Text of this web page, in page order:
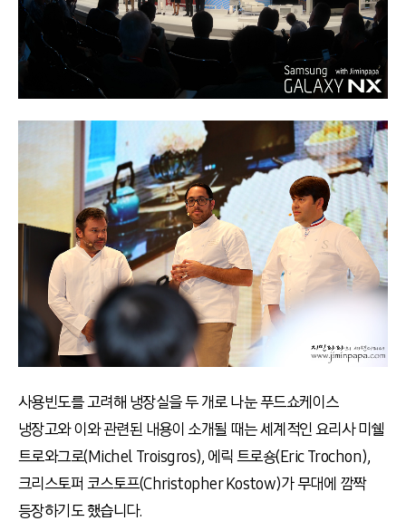
사용빈도를 고려해 냉장실을 두 개로 나눈 푸드쇼케이스
냉장고와 이와 관련된 내용이 소개될 때는 세계적인 요리사 미쉘
트로와그로(Michel Troisgros), 에릭 트로숑(Eric Trochon),
크리스토퍼 코스토프(Christopher Kostow)가 무대에 깜짝
등장하기도 했습니다.